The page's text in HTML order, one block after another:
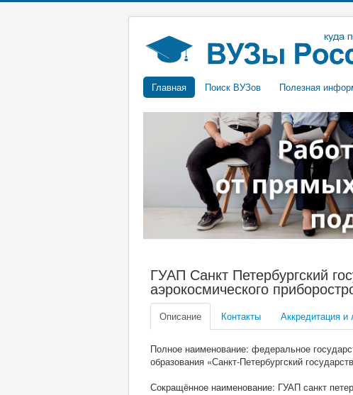
Главная Поиск ВУЗов Полезная
ГУАП Санкт Петербургский
аэрокосмического
Описание Контакты Аккредитация и
Полное наименование: федеральное
образования «Санкт-Петербургский
Сокращённое наименование: ГУАП санкт